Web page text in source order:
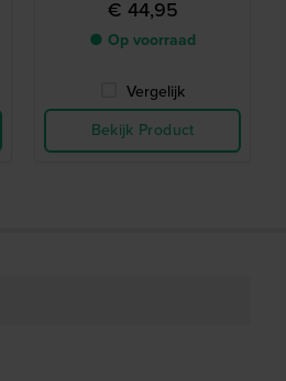
€ 44,95
● Op voorraad
Vergelijk
Bekijk Product